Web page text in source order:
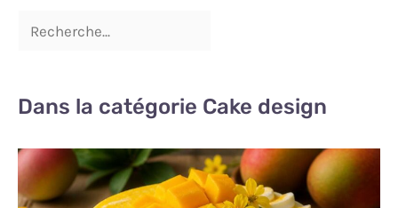
Dans la catégorie Cake design